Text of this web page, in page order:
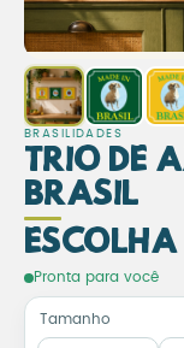
BRASILIDADES
Trio de
Brasil
Escolha
Trio de
Pronta para você
Tamanho